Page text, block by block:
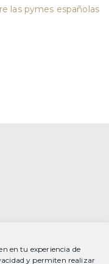
en tu experiencia de
y permiten realizar
las pymes españolas